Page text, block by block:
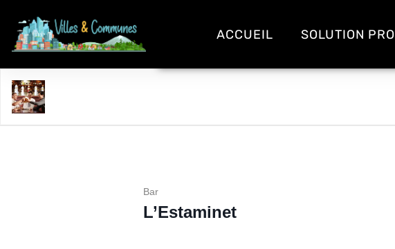
ACCUEIL SOLUTION PRO
Bar
L’Estaminet